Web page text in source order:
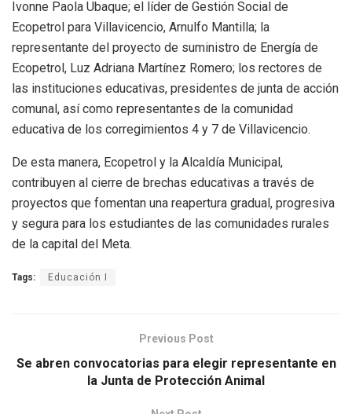
Ivonne Paola Ubaque; el líder de Gestión Social de
Ecopetrol para Villavicencio, Arnulfo Mantilla; la
representante del proyecto de suministro de Energía de
Ecopetrol, Luz Adriana Martínez Romero; los rectores de
las instituciones educativas, presidentes de junta de acción
comunal, así como representantes de la comunidad
educativa de los corregimientos 4 y 7 de Villavicencio.
De esta manera, Ecopetrol y la Alcaldía Municipal,
contribuyen al cierre de brechas educativas a través de
proyectos que fomentan una reapertura gradual, progresiva
y segura para los estudiantes de las comunidades rurales
de la capital del Meta.
Tags: Educación I
Previous Post
Se abren convocatorias para elegir representante en
la Junta de Protección Animal